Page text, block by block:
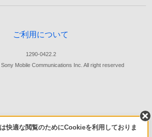
ご利用について
1290-0422.2
Mobile Communications Inc. All right reserved
快適な閲覧のためにCookieを利用しておりま